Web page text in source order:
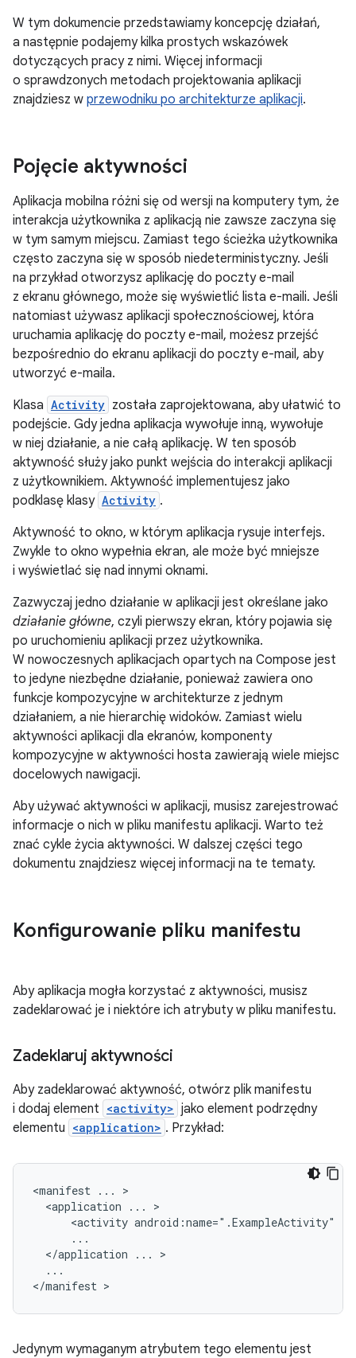
W tym dokumencie przedstawiamy koncepcję działań,
a następnie podajemy kilka prostych wskazówek
dotyczących pracy z nimi. Więcej informacji
o sprawdzonych metodach projektowania aplikacji
znajdziesz w przewodniku po architekturze aplikacji.
Pojęcie aktywności
Aplikacja mobilna różni się od wersji na komputery tym, że
interakcja użytkownika z aplikacją nie zawsze zaczyna się
w tym samym miejscu. Zamiast tego ścieżka użytkownika
często zaczyna się w sposób niedeterministyczny. Jeśli
na przykład otworzysz aplikację do poczty e-mail
z ekranu głównego, może się wyświetlić lista e-maili. Jeśli
natomiast używasz aplikacji społecznościowej, która
uruchamia aplikację do poczty e-mail, możesz przejść
bezpośrednio do ekranu aplikacji do poczty e-mail, aby
utworzyć e-maila.
Klasa Activity została zaprojektowana, aby ułatwić to
podejście. Gdy jedna aplikacja wywołuje inną, wywołuje
w niej działanie, a nie całą aplikację. W ten sposób
aktywność służy jako punkt wejścia do interakcji aplikacji
z użytkownikiem. Aktywność implementujesz jako
podklasę klasy Activity .
Aktywność to okno, w którym aplikacja rysuje interfejs.
Zwykle to okno wypełnia ekran, ale może być mniejsze
i wyświetlać się nad innymi oknami.
Zazwyczaj jedno działanie w aplikacji jest określane jako
działanie główne, czyli pierwszy ekran, który pojawia się
po uruchomieniu aplikacji przez użytkownika.
W nowoczesnych aplikacjach opartych na Compose jest
to jedyne niezbędne działanie, ponieważ zawiera ono
funkcje kompozycyjne w architekturze z jednym
działaniem, a nie hierarchię widoków. Zamiast wielu
aktywności aplikacji dla ekranów, komponenty
kompozycyjne w aktywności hosta zawierają wiele miejsc
docelowych nawigacji.
Aby używać aktywności w aplikacji, musisz zarejestrować
informacje o nich w pliku manifestu aplikacji. Warto też
znać cykle życia aktywności. W dalszej części tego
dokumentu znajdziesz więcej informacji na te tematy.
Konfigurowanie pliku manifestu
Aby aplikacja mogła korzystać z aktywności, musisz
zadeklarować je i niektóre ich atrybuty w pliku manifestu.
Zadeklaruj aktywności
Aby zadeklarować aktywność, otwórz plik manifestu
i dodaj element <activity> jako element podrzędny
elementu <application> . Przykład:
<manifest ...
<application
...
<activity android:name=".ExampleActivity"
</application
...
...
</manifest
Jedynym wymaganym atrybutem tego elementu jest